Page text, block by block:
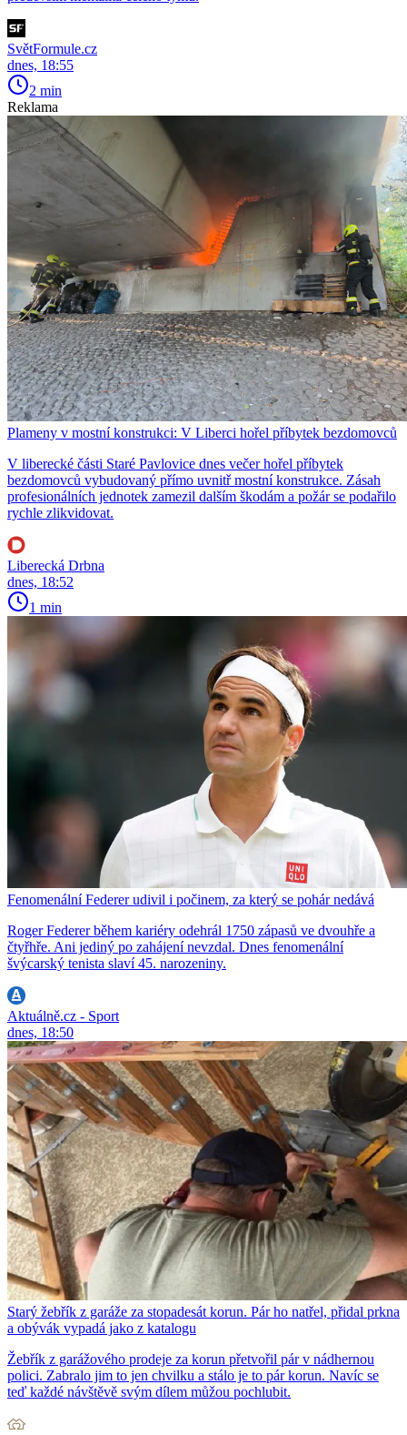
SvětFormule.cz
dnes, 18:55
2 min
Reklama
Plameny v mostní konstrukci: V Liberci hořel příbytek bezdomovců
V liberecké části Staré Pavlovice dnes večer hořel příbytek
bezdomovců vybudovaný přímo uvnitř mostní konstrukce. Zásah
profesionálních jednotek zamezil dalším škodám a požár se podařilo
rychle zlikvidovat.
Liberecká Drbna
dnes, 18:52
1 min
Fenomenální Federer udivil i počinem, za který se pohár nedává
Roger Federer během kariéry odehrál 1750 zápasů ve dvouhře a
čtyřhře. Ani jediný po zahájení nevzdal. Dnes fenomenální
švýcarský tenista slaví 45. narozeniny.
Aktuálně.cz - Sport
dnes, 18:50
Starý žebřík z garáže za stopadesát korun. Pár ho natřel, přidal prkna
a obývák vypadá jako z katalogu
Žebřík z garážového prodeje za korun přetvořil pár v nádhernou
polici. Zabralo jim to jen chvilku a stálo je to pár korun. Navíc se
teď každé návštěvě svým dílem můžou pochlubit.